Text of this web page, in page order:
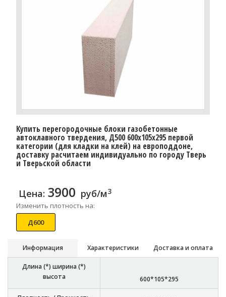
Купить перегородочные блоки газобетонные
автоклавного твердения, Д500 600x105x295 первой
категории (для кладки на клей) на европоддоне,
доставку расчитаем индивидуально по городу Тверь
и Тверьской области
Цена: 3900 руб/м3
Изменить плотность на:
Д600
Информация Характеристики Доставка и оплата
Длина (*) ширина (*)
высота
600*105*295